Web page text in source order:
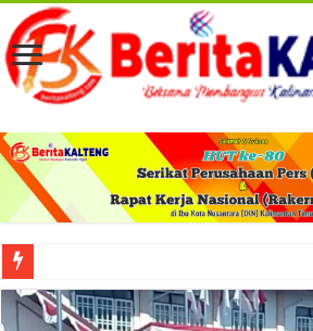
Viral! Selama Dua Bulan Lebih Siltap Serta